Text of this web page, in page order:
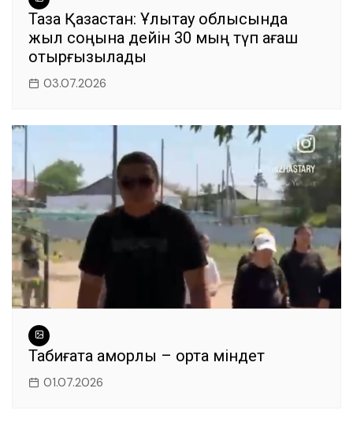
Таза Қазақстан: Ұлытау облысында
жыл соңына дейін 30 мың түп ағаш
отырғызылады
03.07.2026
Табиғатқа қамқорлық – ортақ міндет
01.07.2026